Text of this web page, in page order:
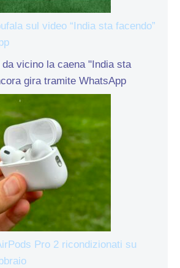
sul video “India sta facendo”
vicino la caena "India sta
gira tramite WhatsApp
Pro 2 ricondizionati su